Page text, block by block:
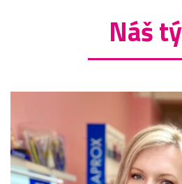
Náš